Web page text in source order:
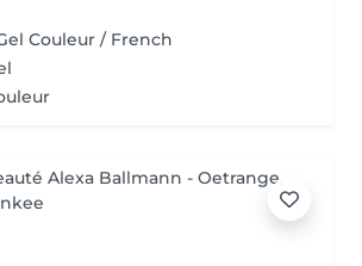
Couleur / French